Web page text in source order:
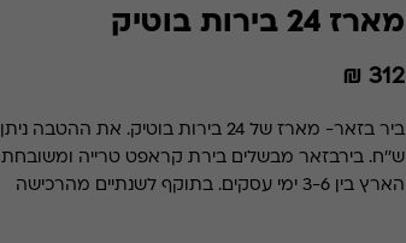
מארז 24 בירות בוטיק
312 ₪
הארץ בין 3-6 ימי עסקים. בתוקף לשנתיים מהרכישה